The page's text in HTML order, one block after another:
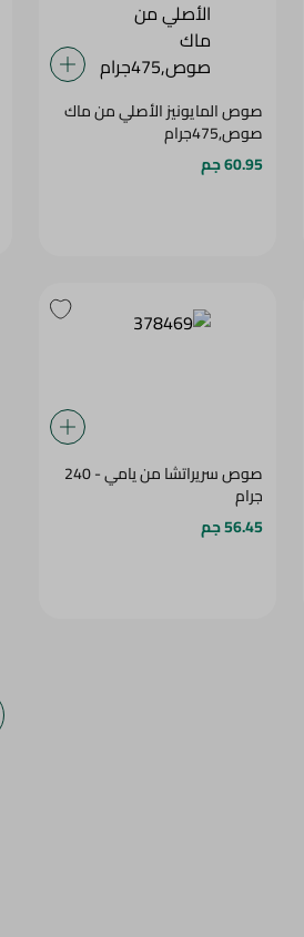
صوص المايونيز الأصلي من ماك
صوص,475جرام
60.95 جم
صوص سريراتشا من يامي - 240
جرام
56.45 جم